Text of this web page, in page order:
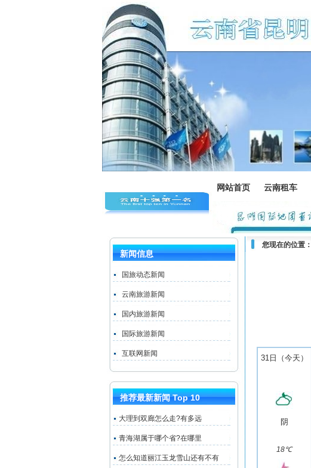
网站首页 云南租车
新闻信息
国旅动态新闻
云南旅游新闻
国内旅游新闻
国际旅游新闻
互联网新闻
推荐最新新闻 Top 10
大理到双廊怎么走?有多远
青海湖属于哪个省?在哪里
怎么知道丽江玉龙雪山还有不有
您现在的位置：
31日（今天）
阴
18℃